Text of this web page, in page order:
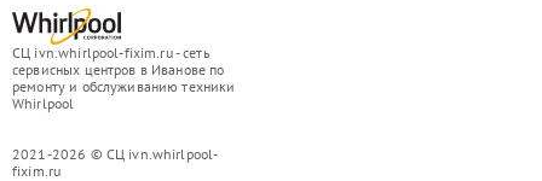
СЦ ivn.whirlpool-fixim.ru - сеть
сервисных центров в Иванове по
ремонту и обслуживанию техники
Whirlpool
2021-2026 © СЦ ivn.whirlpool-
fixim.ru